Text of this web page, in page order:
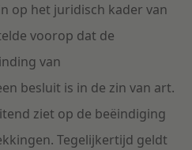
op het juridisch kader van
voorop dat de
van
besluit is in de zin van art.
ziet op de beëindiging
Tegelijkertijd geldt